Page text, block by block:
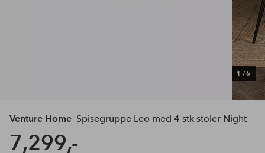
1 /6
Venture Home Spisegruppe Leo med 4 stk stoler Night
7,299,-